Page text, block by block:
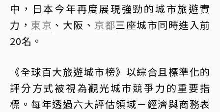
中，日本今年再度展現強勁的城市旅遊實
力， 東京 、大阪、 京都三座城市同時進入前
20名。
《全球百大旅遊城市榜》以綜合且標準化的
評分方式被視為觀光城市競爭力的重要指
標。每年透過六大評估領域－經濟與商務表